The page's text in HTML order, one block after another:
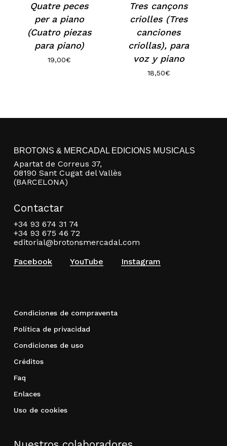
Go to shop
Quatre peces
per a piano
(Cuatro piezas
para piano)
19,00€
Tres cançons
criolles (Tres
canciones
criollas), para
voz y piano
18,50€
BROTONS & MERCADAL EDICIONS MUSICALS
Apartat de Correus 37,
08190 Sant Cugat del Vallès
(BARCELONA)
Contactar
+34 93 674 31 74
+34 93 675 46 72
editorial@brotonsmercadal.com
Facebook
YouTube Instagram
Condiciones de compraventa
Política de privacidad
Condiciones de uso
Créditos
Faq
Enlaces
Uso de cookies